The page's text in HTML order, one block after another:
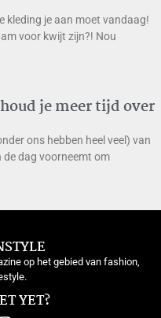
kleding je aan moet vandaag!
voor kwijt zijn?! Nou
je meer tijd over
ons hebben heel veel) van
de dag voorneemt om
op het gebied van fashion,
YET?